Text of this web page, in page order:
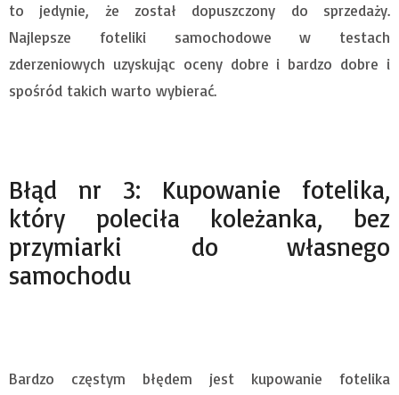
to jedynie, że został dopuszczony do sprzedaży.
Najlepsze foteliki samochodowe w testach
zderzeniowych uzyskując oceny dobre i bardzo dobre i
spośród takich warto wybierać.
Błąd nr 3: Kupowanie fotelika,
który poleciła koleżanka, bez
przymiarki do własnego
samochodu
Bardzo częstym błędem jest kupowanie fotelika